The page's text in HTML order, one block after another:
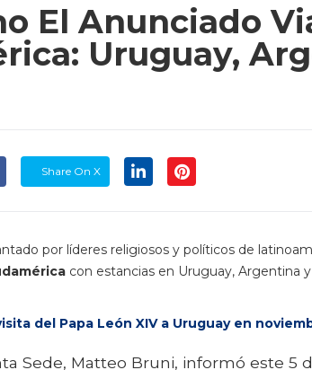
El Anunciado
Uruguay,
Share On X
por líderes religiosos y políticos de
con estancias en Uruguay, Argentina
del Papa León XIV a Uruguay en
Sede, Matteo Bruni, informó este 5